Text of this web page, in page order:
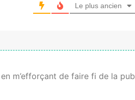
Le plus ancien
m’efforçant de faire fi de la pub